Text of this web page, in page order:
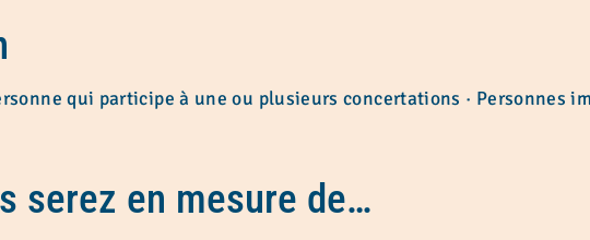
qui participe à une ou plusieurs concertations · Personnes
serez en mesure de…